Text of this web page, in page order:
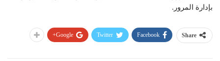
بإدارة المرور.
Share
Facebook
Twitter
Google+